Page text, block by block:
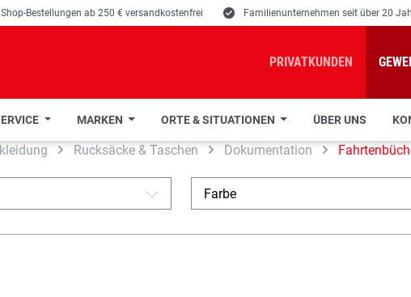
Shop-Bestellungen ab 250 € versandkostenfrei E Familienunternehmen seit über 20
PRIVATKUNDEN
MARKEN ORTE & SITUATIONEN ÜBER UNS
Rucksäcke & Taschen Dokumentation
A Farbe